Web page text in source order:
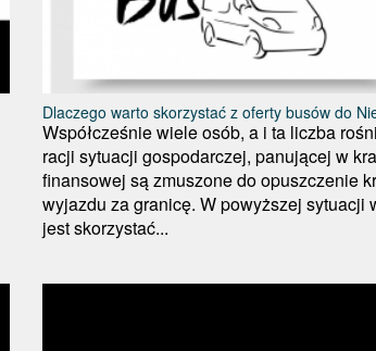
Dlaczego warto skorzystać z oferty busów do
Współcześnie wiele osób, a i ta liczba
racji sytuacji gospodarczej, panującej w
finansowej są zmuszone do opuszczenie
wyjazdu za granicę. W powyższej sytuacji
jest skorzystać...